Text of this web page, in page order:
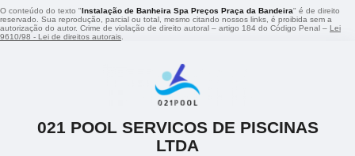
O conteúdo do texto "Instalação de Banheira Spa Preços Praça da Bandeira" é de direito
reservado. Sua reprodução, parcial ou total, mesmo citando nossos links, é proibida sem a
autorização do autor. Crime de violação de direito autoral – artigo 184 do Código Penal – Lei
9610/98 - Lei de direitos autorais
021 POOL SERVICOS DE PISCINAS
LTDA